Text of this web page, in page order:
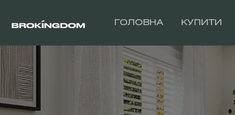
ГОЛОВНА КУПИТИ